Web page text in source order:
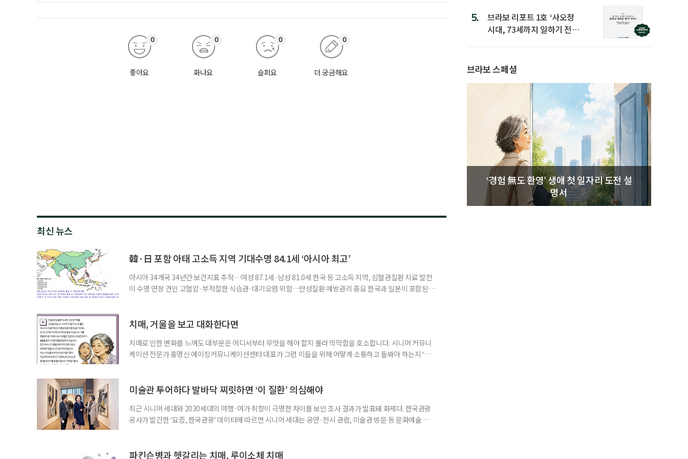
좋아요
0
화나요
0
슬퍼요
0
더 궁금해요
0
최신 뉴스
韓·日 포함 아태 고소득 지역 기대수명 84.1세 ‘아시아 최고’
아시아 34개국 34년간 보건지표 추적…여성 87.1세·남성 81.0세 한국 등 고소득 지역, 심혈관질환 치료 발전
이 수명 연장 견인 고혈압·부적절한 식습관·대기오염 위험…만성질환 예방관리 중요 한국과 일본이 포함된 아
분석한 장기 추적 결과를 발표했다. 이번 연구에는 고려대와 경희대를 비롯해 연세대, 워싱턴대 보건계량평
치매, 거울을 보고 대화한다면
치매로 인한 변화를 느껴도 대부분은 어디서부터 무엇을 해야 할지 몰라 막막함을 호소합니다. 시니어 커뮤니
케이션 전문가 홍명신 에이징커뮤니케이션센터 대표가 그런 이들을 위해 어떻게 소통하고 돌봐야 하는지 ‘치
어릴 때는 거울 속 모습을 다른 사람으로 인식했습니다. 대개 두 살 무렵이 되면 ‘거울 속의 나’를 알아보지요.
미술관 투어하다 발바닥 찌릿하면 ‘이 질환’ 의심해야
최근 시니어 세대와 2030세대의 여행·여가 취향이 극명한 차이를 보인 조사 결과가 발표돼 화제다. 한국관광
공사가 발간한 ‘요즘, 한국관광’ 데이터에 따르면 시니어 세대는 공연·전시 관람, 미술관 방문 등 문화예술 공간
보여준다. 일각에선 취업난과 경제적 불확실성 속에 2030세대는 심리적 휴식과 복잡한 생각을 비워내는
파킨슨병과 헷갈리는 치매, 루이소체 치매
5.
브라보 리포트 1호 ‘사오정
시대, 73세까지 일하기 전략’
브라보 스페셜
‘경험 無도 환영’ 생애 첫 일자리 도전 설
명서